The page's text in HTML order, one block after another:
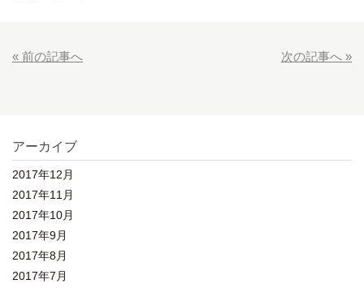
« 前の記事へ 次の記事へ »
アーカイブ
2017年12月
2017年11月
2017年10月
2017年9月
2017年8月
2017年7月